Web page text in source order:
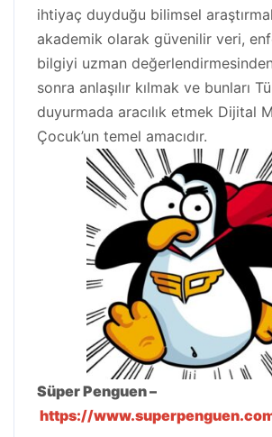
ihtiyaç duyduğu bilimsel
akademik olarak güvenilir veri,
bilgiyi uzman
sonra anlaşılır kılmak ve bunları
duyurmada aracılık etmek Dijital
Çocuk’un temel amacıdır.
Süper Penguen –
https://